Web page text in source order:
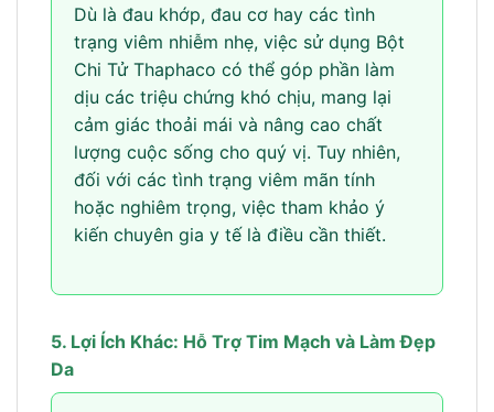
Dù là đau khớp, đau cơ hay các tình
trạng viêm nhiễm nhẹ, việc sử dụng Bột
Chi Tử Thaphaco có thể góp phần làm
dịu các triệu chứng khó chịu, mang lại
cảm giác thoải mái và nâng cao chất
lượng cuộc sống cho quý vị. Tuy nhiên,
đối với các tình trạng viêm mãn tính
hoặc nghiêm trọng, việc tham khảo ý
kiến chuyên gia y tế là điều cần thiết.
5. Lợi Ích Khác: Hỗ Trợ Tim Mạch và Làm Đẹp
Da